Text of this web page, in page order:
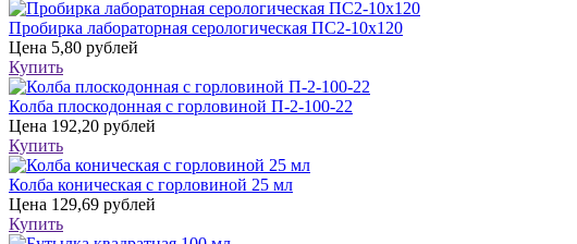
Пробирка лабораторная серологическая ПС2-10х120
Цена 5,80 рублей
Купить
Колба плоскодонная с горловиной П-2-100-22
Цена 192,20 рублей
Купить
Колба коническая с горловиной 25 мл
Цена 129,69 рублей
Купить